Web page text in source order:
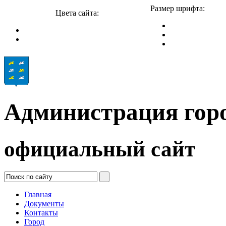
Цвета сайта:
Размер шрифта:
Администрация
официальный сайт
Главная
Документы
Контакты
Город